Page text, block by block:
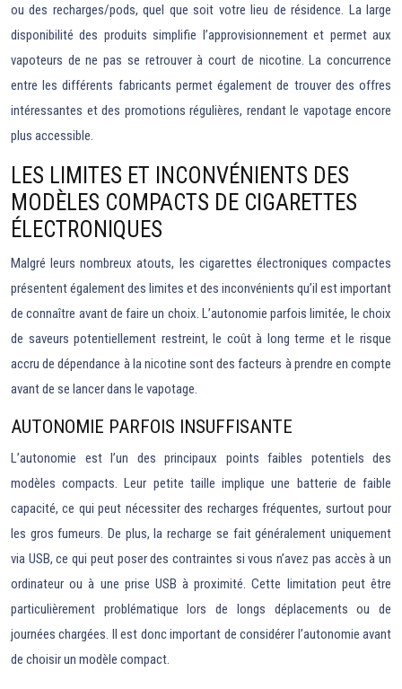
ou des recharges/pods, quel que soit votre lieu de résidence. La large
disponibilité des produits simplifie l’approvisionnement et permet aux
vapoteurs de ne pas se retrouver à court de nicotine. La concurrence
entre les différents fabricants permet également de trouver des offres
intéressantes et des promotions régulières, rendant le vapotage encore
plus accessible.
LES LIMITES ET INCONVÉNIENTS DES
MODÈLES COMPACTS DE CIGARETTES
ÉLECTRONIQUES
Malgré leurs nombreux atouts, les cigarettes électroniques compactes
présentent également des limites et des inconvénients qu’il est important
de connaître avant de faire un choix. L’autonomie parfois limitée, le choix
de saveurs potentiellement restreint, le coût à long terme et le risque
accru de dépendance à la nicotine sont des facteurs à prendre en compte
avant de se lancer dans le vapotage.
AUTONOMIE PARFOIS INSUFFISANTE
L’autonomie est l’un des principaux points faibles potentiels des
modèles compacts. Leur petite taille implique une batterie de faible
capacité, ce qui peut nécessiter des recharges fréquentes, surtout pour
les gros fumeurs. De plus, la recharge se fait généralement uniquement
via USB, ce qui peut poser des contraintes si vous n’avez pas accès à un
ordinateur ou à une prise USB à proximité. Cette limitation peut être
particulièrement problématique lors de longs déplacements ou de
journées chargées. Il est donc important de considérer l’autonomie avant
de choisir un modèle compact.